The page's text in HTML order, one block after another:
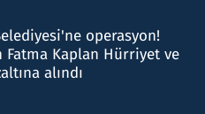
operasyon!
Fatma Kaplan Hürriyet ve
alındı